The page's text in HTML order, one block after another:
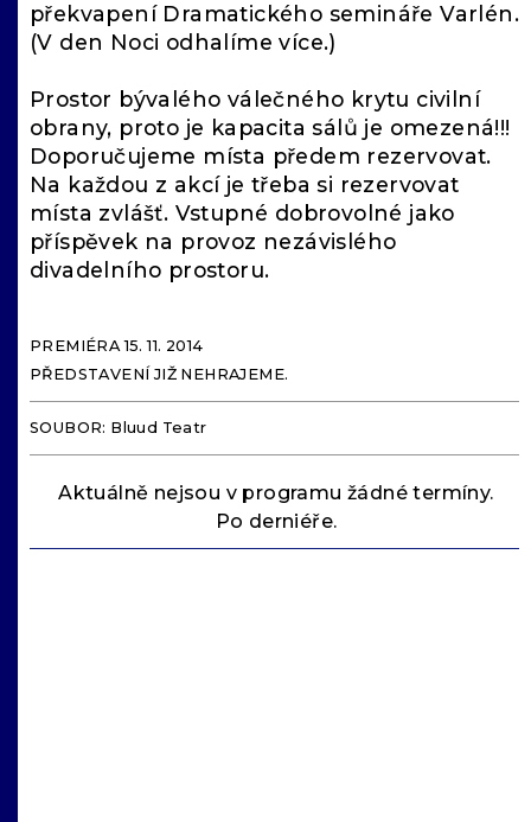
překvapení Dramatického semináře Varlén.
(V den Noci odhalíme více.)
Prostor bývalého válečného krytu civilní
obrany, proto je kapacita sálů je omezená!!!
Doporučujeme místa předem rezervovat.
Na každou z akcí je třeba si rezervovat
místa zvlášť. Vstupné dobrovolné jako
příspěvek na provoz nezávislého
divadelního prostoru.
PREMIÉRA 15. 11. 2014
PŘEDSTAVENÍ JIŽ NEHRAJEME.
SOUBOR: Bluud Teatr
Aktuálně nejsou v programu žádné termíny.
Po derniéře.